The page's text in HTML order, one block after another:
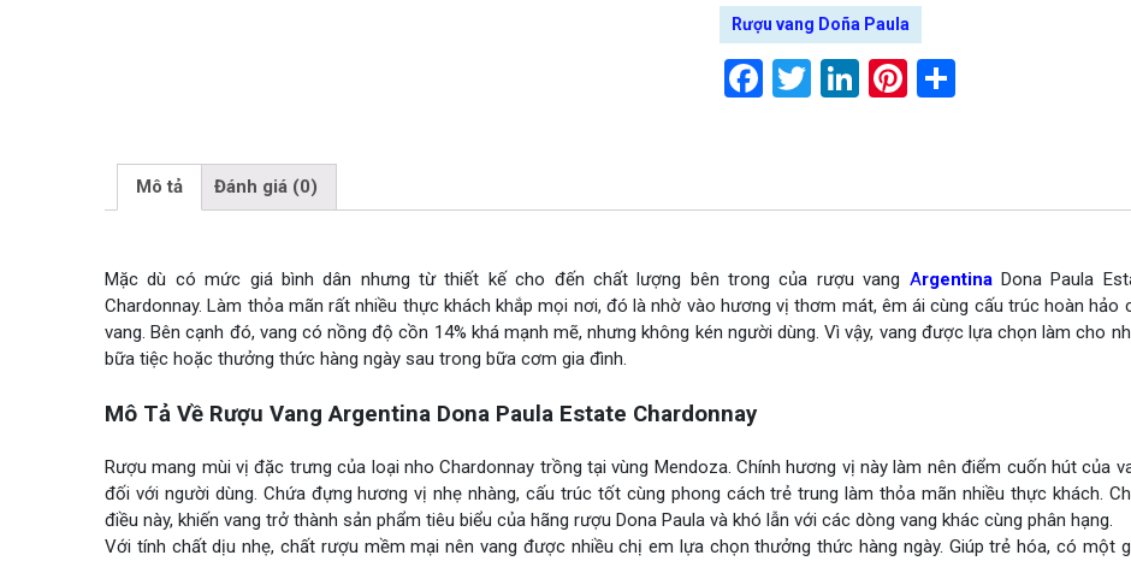
Rượu vang Doña Paula
Facebook
Twitter
LinkedIn
Pinterest
Mô tả Đánh giá (0)
Mặc dù có mức giá bình dân nhưng từ thiết kế cho đến chất lượng bên trong của rượu vang ArgentinaDona Paula
Chardonnay. Làm thỏa mãn rất nhiều thực khách khắp mọi nơi, đó là nhờ vào hương vị thơm mát, êm ái cùng cấu trúc hoàn hảo
vang. Bên cạnh đó, vang có nồng độ cồn 14% khá mạnh mẽ, nhưng không kén người dùng. Vì vậy, vang được lựa chọn làm cho
bữa tiệc hoặc thưởng thức hàng ngày sau trong bữa cơm gia đình.
Mô Tả Về Rượu Vang Argentina Dona Paula Estate Chardonnay
Rượu mang mùi vị đặc trưng của loại nho Chardonnay trồng tại vùng Mendoza. Chính hương vị này làm nên điểm cuốn hút của
đối với người dùng. Chứa đựng hương vị nhẹ nhàng, cấu trúc tốt cùng phong cách trẻ trung làm thỏa mãn nhiều thực khách.
điều này, khiến vang trở thành sản phẩm tiêu biểu của hãng rượu Dona Paula và khó lẫn với các dòng vang khác cùng phân hạng.
Với tính chất dịu nhẹ, chất rượu mềm mại nên vang được nhiều chị em lựa chọn thưởng thức hàng ngày. Giúp trẻ hóa, có một